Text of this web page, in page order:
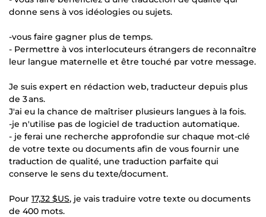
donne sens à vos idéologies ou sujets.
-vous faire gagner plus de temps.
- Permettre à vos interlocuteurs étrangers de reconnaître
leur langue maternelle et être touché par votre message.
Je suis expert en rédaction web, traducteur depuis plus
de 3 ans.
J'ai eu la chance de maîtriser plusieurs langues à la fois.
-je n'utilise pas de logiciel de traduction automatique.
- je ferai une recherche approfondie sur chaque mot-clé
de votre texte ou documents afin de vous fournir une
traduction de qualité, une traduction parfaite qui
conserve le sens du texte/document.
Pour 17,32 $US, je vais traduire votre texte ou documents
de 400 mots.